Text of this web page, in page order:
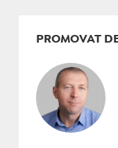
PROMOVAT